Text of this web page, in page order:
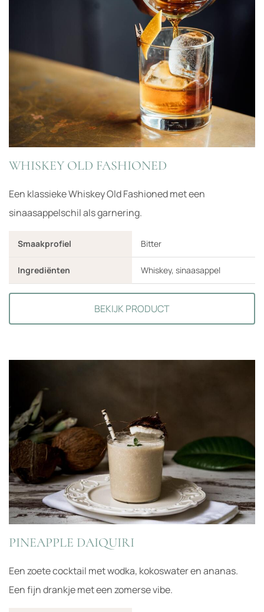
WHISKEY OLD FASHIONED
Een klassieke Whiskey Old Fashioned met een
sinaasappelschil als garnering.
Smaakprofiel Bitter
Ingrediënten Whiskey, sinaasappel
BEKIJK PRODUCT
PINEAPPLE DAIQUIRI
Een zoete cocktail met wodka, kokoswater en ananas.
Een fijn drankje met een zomerse vibe.